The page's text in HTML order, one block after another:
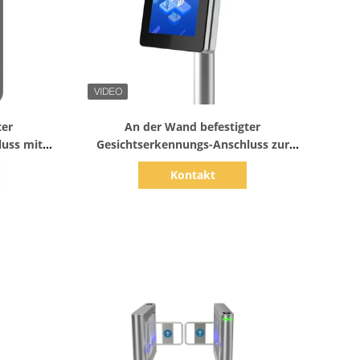
mit
An der Wand befestigter
Gesichtserkennungs-Anschluss zur
Büro-Zugriffskontrolle
Kontakt